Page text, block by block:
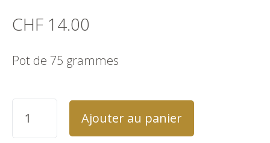
CHF 14.00
Pot de 75 grammes
Ajouter au panier